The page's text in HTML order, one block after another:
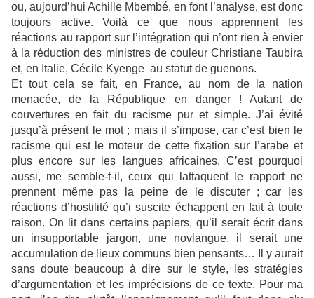
ou, aujourd’hui Achille Mbembé, en font l’analyse, est donc
toujours active. Voilà ce que nous apprennent les
réactions au rapport sur l’intégration qui n’ont rien à envier
à la réduction des ministres de couleur Christiane Taubira
et, en Italie, Cécile Kyenge au statut de guenons.
Et tout cela se fait, en France, au nom de la nation
menacée, de la République en danger ! Autant de
couvertures en fait du racisme pur et simple. J’ai évité
jusqu’à présent le mot ; mais il s’impose, car c’est bien le
racisme qui est le moteur de cette fixation sur l’arabe et
plus encore sur les langues africaines. C’est pourquoi
aussi, me semble-t-il, ceux qui lattaquent le rapport ne
prennent même pas la peine de le discuter ; car les
réactions d’hostilité qu’i suscite échappent en fait à toute
raison. On lit dans certains papiers, qu’il serait écrit dans
un insupportable jargon, une novlangue, il serait une
accumulation de lieux communs bien pensants… Il y aurait
sans doute beaucoup à dire sur le style, les stratégies
d’argumentation et les imprécisions de ce texte. Pour ma